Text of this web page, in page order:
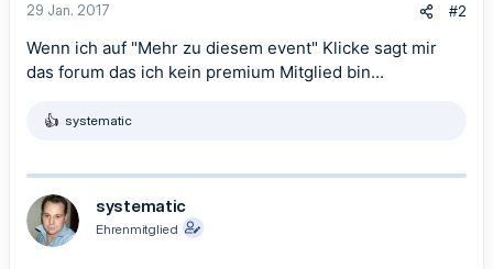
29 Jan. 2017 #2
Wenn ich auf "Mehr zu diesem event" Klicke sagt mir
das forum das ich kein premium Mitglied bin...
R
k
t
i
o
n
systematic
systematic
Ehrenmitglied